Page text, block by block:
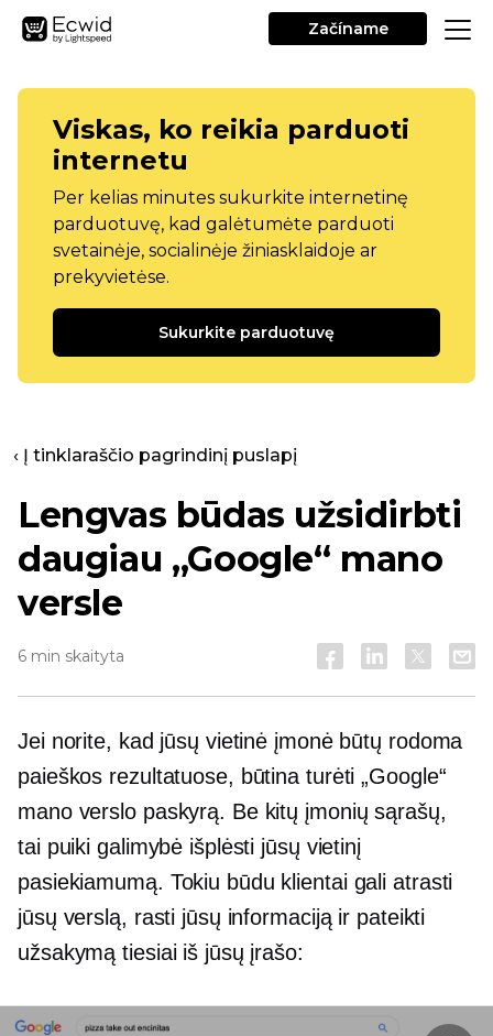
Začíname
Viskas, ko reikia parduoti
internetu
Per kelias minutes sukurkite internetinę
parduotuvę, kad galėtumėte parduoti
svetainėje, socialinėje žiniasklaidoje ar
prekyvietėse.
Sukurkite parduotuvę
‹ Į tinklaraščio pagrindinį puslapį
Lengvas būdas užsidirbti
daugiau „Google“ mano
versle
6 min skaityta
Jei norite, kad jūsų vietinė įmonė būtų rodoma
paieškos rezultatuose, būtina turėti „Google“
mano verslo paskyrą. Be kitų įmonių sąrašų,
tai puiki galimybė išplėsti jūsų vietinį
pasiekiamumą. Tokiu būdu klientai gali atrasti
jūsų verslą, rasti jūsų informaciją ir pateikti
užsakymą tiesiai iš jūsų įrašo: